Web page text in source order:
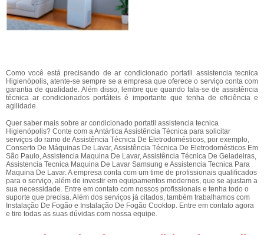
Como você está precisando de ar condicionado portatil assistencia tecnica
Higienópolis, atente-se sempre se a empresa que oferece o serviço conta com
garantia de qualidade. Além disso, lembre que quando fala-se de assistência
técnica ar condicionados portáteis é importante que tenha de eficiência e
agilidade.
Quer saber mais sobre ar condicionado portatil assistencia tecnica
Higienópolis? Conte com a Antártica Assistência Técnica para solicitar
serviços do ramo de Assistência Técnica De Eletrodomésticos, por exemplo,
Conserto De Máquinas De Lavar, Assistência Técnica De Eletrodomésticos Em
São Paulo, Assistencia Maquina De Lavar, Assistência Técnica De Geladeiras,
Assistencia Tecnica Maquina De Lavar Samsung e Assistencia Tecnica Para
Maquina De Lavar. A empresa conta com um time de profissionais qualificados
para o serviço, além de investir em equipamentos modernos, que se ajustam a
sua necessidade. Entre em contato com nossos profissionais e tenha todo o
suporte que precisa. Além dos serviços já citados, também trabalhamos com
Instalação De Fogão e Instalação De Fogão Cooktop. Entre em contato agora
e tire todas as suas dúvidas com nossa equipe.